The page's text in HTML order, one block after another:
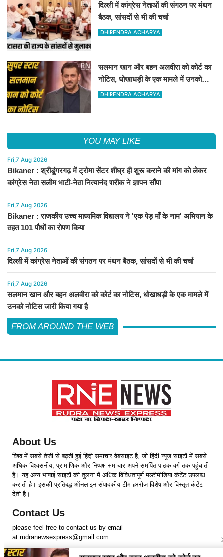
दिल्ली में कांग्रेस नेताओं की संगठन पर मंथन
बैठक, सांसदों से भी की चर्चा
DHIRENDRA ACHARYA
सलमान खान और बहन अलवीरा को कोर्ट का
नोटिस, धोखाधड़ी के एक मामले में उनको
नोटिस जारी किया गया है
DHIRENDRA ACHARYA
YOU MAY LIKE
Fri,7 Aug 2026
Bikaner : श्रीडूंगरगढ़ में ट्रोमा सेंटर शीघ्र ही शुरू कराने की मांग को लेकर
कांग्रेस नेता सलीम भाटी-नेता नित्यानंद पारीक ने ज्ञापन सौंपा
Fri,7 Aug 2026
Bikaner : राजकीय उच्च माध्यमिक विद्यालय ने 'एक पेड़ माँ के नाम' अभियान के
तहत 101 पौधों का रोपण किया
Fri,7 Aug 2026
दिल्ली में कांग्रेस नेताओं की संगठन पर मंथन बैठक, सांसदों से भी की चर्चा
Fri,7 Aug 2026
सलमान खान और बहन अलवीरा को कोर्ट का नोटिस, धोखाधड़ी के एक मामले में
उनको नोटिस जारी किया गया है
FROM AROUND THE WEB
About Us
विश्व में सबसे तेजी से बढ़ती हुई हिंदी समाचार वेबसाइट है, जो हिंदी न्यूज साइटों में सबसे
अधिक विश्वसनीय, प्रामाणिक और निष्पक्ष समाचार अपने समर्पित पाठक वर्ग तक पहुंचाती
है। यह अन्य भाषाई साइटों की तुलना में अधिक विविधतापूर्ण मल्टीमीडिया कंटेंट उपलब्ध
कराती है। इसकी प्रतिबद्ध ऑनलाइन संपादकीय टीम हररोज विशेष और विस्तृत कंटेंट
देती है।
Contact Us
please feel free to contact us by email
at rudranewsexpress@gmail.com